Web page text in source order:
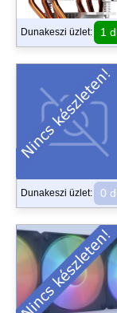
Dunakeszi üzlet: 1
Dunakeszi üzlet: 0